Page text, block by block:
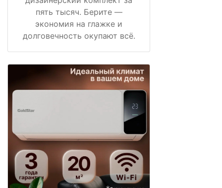
пять тысяч. Берите —
экономия на глажке и
долговечность окупают всё.